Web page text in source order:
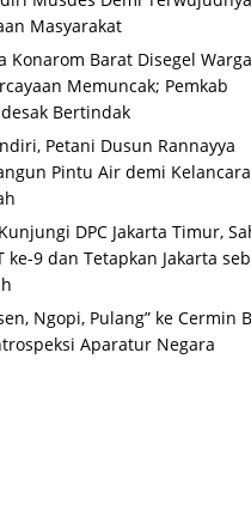
Masyarakat
Konarom Barat Disegel
Memuncak; Pemkab
Bertindak
Petani Dusun Rannayya
Pintu Air demi
DPC Jakarta Timur,
ke-9 dan Tetapkan Jakarta
Ngopi, Pulang” ke Cermin
Aparatur Negara